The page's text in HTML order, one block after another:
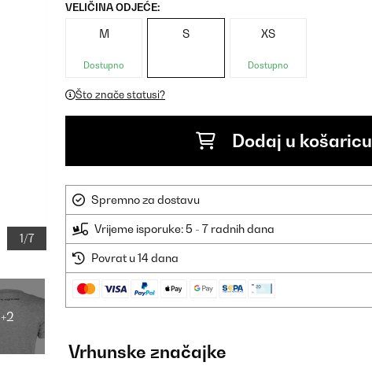
1/7
+2
VELIČINA ODJEĆE:
M
Dostupno
S XS
Dostupno
Što znače statusi?
Dodaj u košaricu
Spremno za dostavu
Vrijeme isporuke: 5 - 7 radnih dana
Povrat u 14 dana
Vrhunske značajke